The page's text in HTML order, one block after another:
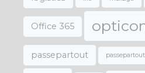
Office 365
passepartout